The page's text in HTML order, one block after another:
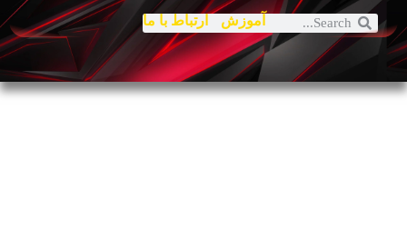
آموزش ارتباط با ما